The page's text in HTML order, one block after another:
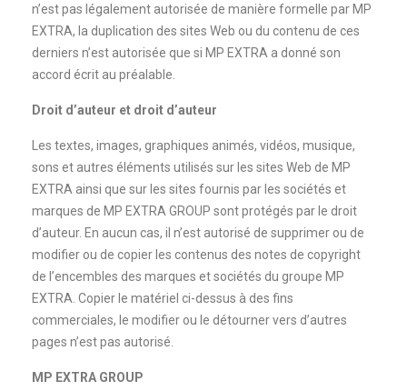
n’est pas légalement autorisée de manière formelle par MP
EXTRA, la duplication des sites Web ou du contenu de ces
derniers n’est autorisée que si MP EXTRA a donné son
accord écrit au préalable.
Droit d’auteur et droit d’auteur
Les textes, images, graphiques animés, vidéos, musique,
sons et autres éléments utilisés sur les sites Web de MP
EXTRA ainsi que sur les sites fournis par les sociétés et
marques de MP EXTRA GROUP sont protégés par le droit
d’auteur. En aucun cas, il n’est autorisé de supprimer ou de
modifier ou de copier les contenus des notes de copyright
de l’encembles des marques et sociétés du groupe MP
EXTRA. Copier le matériel ci-dessus à des fins
commerciales, le modifier ou le détourner vers d’autres
pages n’est pas autorisé.
MP EXTRA GROUP